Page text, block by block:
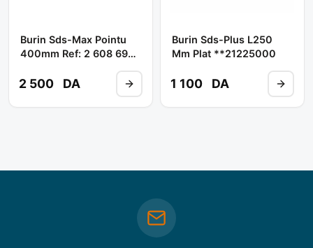
Burin Sds-Max Pointu
400mm Ref: 2 608 690
2 500 DA
Burin Sds-Plus L250
Mm Plat **21225000
1 100 DA